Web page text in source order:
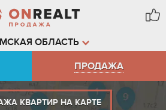
ОБЛАСТЬ
ПРОДАЖА
КВАРТИР НА КАРТЕ